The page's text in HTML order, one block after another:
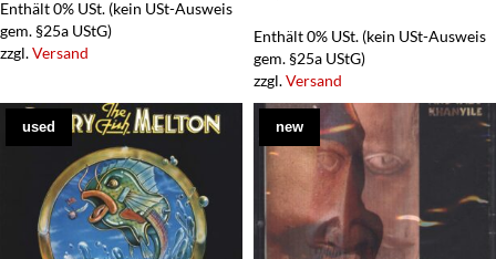
Enthält 0% USt. (kein USt-Ausweis
gem. §25a UStG)
zzgl.Versand
Enthält 0% USt. (kein USt-Ausweis
gem. §25a UStG)
zzgl.Versand
used new